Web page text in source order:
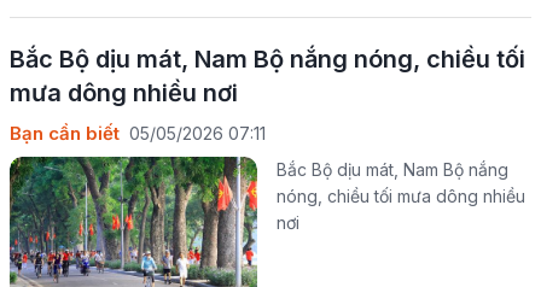
Bắc Bộ dịu mát, Nam Bộ nắng nóng, chiều tối
mưa dông nhiều nơi
Bạn cần biết 05/05/2026 07:11
Bắc Bộ dịu mát, Nam Bộ nắng
nóng, chiều tối mưa dông nhiều
nơi